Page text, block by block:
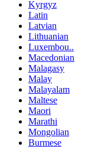
Kyrgyz
Latin
Latvian
Lithuanian
Luxembou..
Macedonian
Malagasy
Malay
Malayalam
Maltese
Maori
Marathi
Mongolian
Burmese